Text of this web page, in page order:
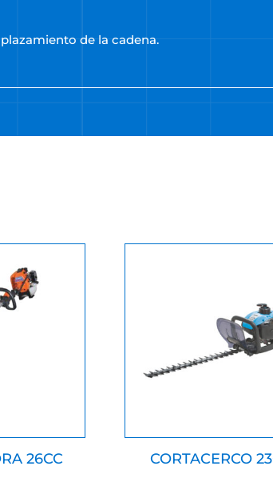
de la cadena.
26CC CORTACERCO